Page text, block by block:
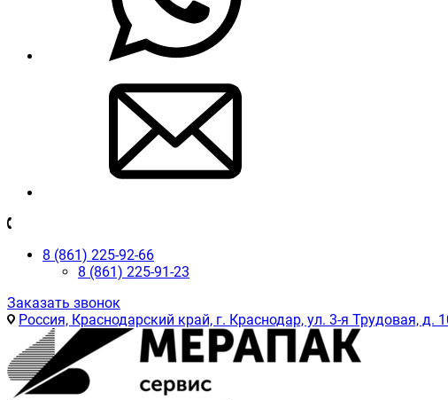
8 (861) 225-92-66
8 (861) 225-91-23
Заказать звонок
Россия, Краснодарский край, г. Краснодар, ул. 3-я Трудовая, д.